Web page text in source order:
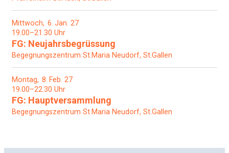
Mittwoch 6 Jan. 27
19.00–21.30 Uhr
FG: Neujahrsbegrüssung
Begegnungszentrum St.Maria Neudorf, St.Gallen
Montag 8 Feb. 27
19.00–22.30 Uhr
FG: Hauptversammlung
Begegnungszentrum St.Maria Neudorf, St.Gallen